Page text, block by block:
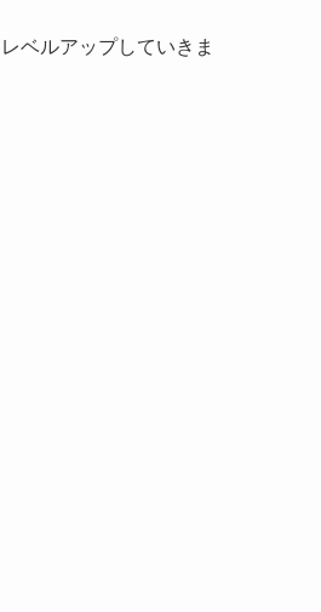
ベルアップしていきま